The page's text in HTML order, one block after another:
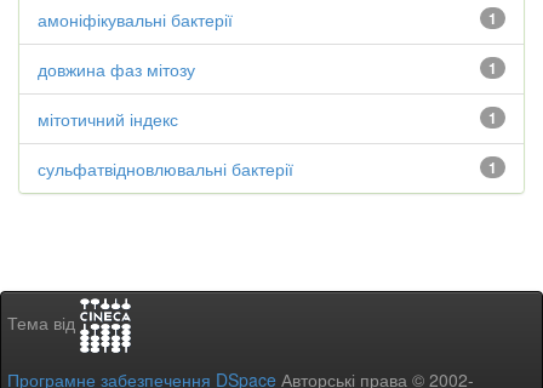
1
амоніфікувальні бактерії
1
довжина фаз мітозу
1
мітотичний індекс
1
сульфатвідновлювальні бактерії
Тема від
Програмне забезпечення DSpace Авторські права © 2002-